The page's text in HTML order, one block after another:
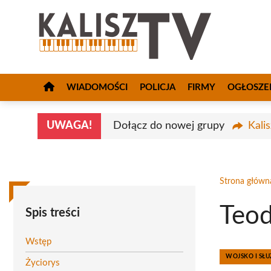
WIADOMOŚCI POLICJA FIRMY
UWAGA! Dołącz do nowej grupy
Spis treści
Wstęp
Życiorys
Strona
WOJSKO I